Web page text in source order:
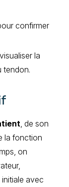
confirmer
la
tendon.
, de son
la fonction
on
initiale avec